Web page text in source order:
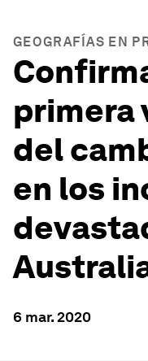
GEOGRAFÍAS EN
primera
del
en los
6 mar. 2020